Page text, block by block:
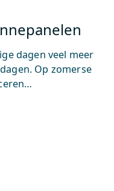
dagen veel meer
Op zomerse